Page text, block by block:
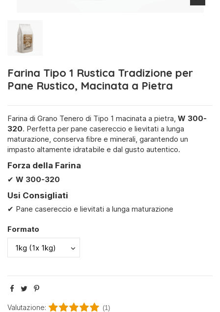
Farina Tipo 1 Rustica Tradizione per
Pane Rustico, Macinata a Pietra
Farina di Grano Tenero di Tipo 1 macinata a pietra, W 300-
320. Perfetta per pane casereccio e lievitati a lunga
maturazione, conserva fibre e minerali, garantendo un
impasto altamente idratabile e dal gusto autentico.
Forza della Farina
✔ W 300-320
Usi Consigliati
✔ Pane casereccio e lievitati a lunga maturazione
Formato
Valutazione: (1)